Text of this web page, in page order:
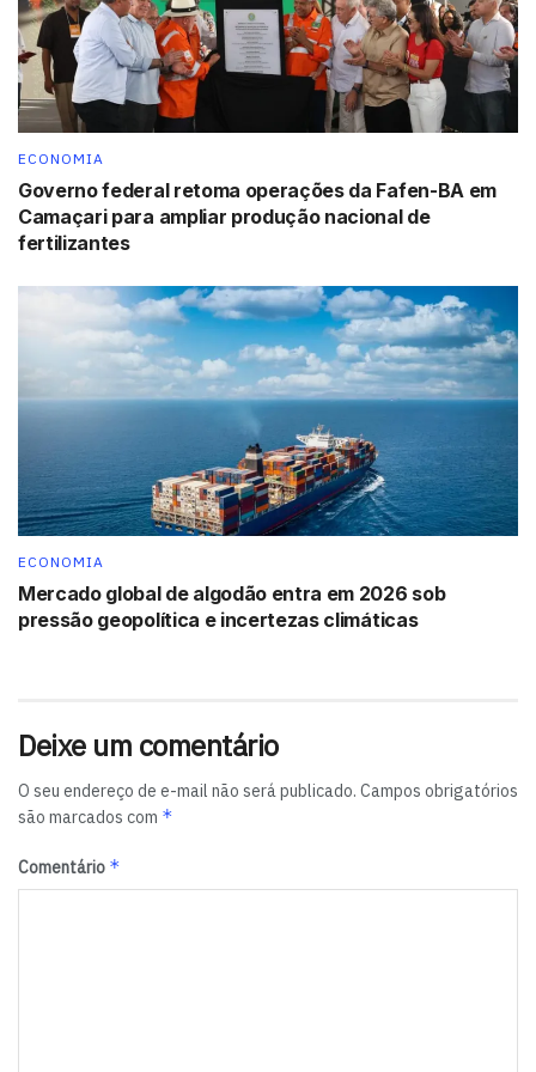
despesa componentes do índice, com a retração de maior
magnitude vindo do grupo Alimentação, que chegou a cair
0,7 ponto percentual (de 0,77% para 0,07%) entre um
período e outro. A FGV destaca o item frutas que, ao
de 12,78 pontos percentuais.
Já o Índice Nacional de Custo da Construção (INCC) teve,
de maio: 0,08%. O índice relativo a Materiais,
Equipamentos e Serviços mostrou variação de 0,23%. No
mês anterior, a taxa havia sido de 0,07%. O índice que
representa o custo da Mão de Obra acusou variação de
3,43%. No mês anterior, este índice variou 0,09%.
inflação
ECONOMIA
Governo federal retoma operações da Fafen-BA em
Camaçari para ampliar produção nacional de
fertilizantes
ECONOMIA
Mercado global de algodão entra em 2026 sob
pressão geopolítica e incertezas climáticas
Deixe um comentário
O seu endereço de e-mail não será publicado. Campos obrigatórios
são marcados com *
Comentário *